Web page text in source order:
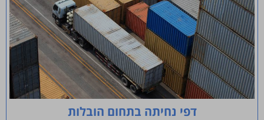
דפי נחיתה בתחום הובלות